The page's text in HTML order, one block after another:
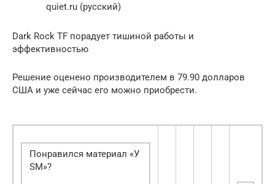
quiet.ru (русский)
Dark Rock TF порадует тишиной работы и
эффективностью
Решение оценено производителем в 79.90 долларов
США и уже сейчас его можно приобрести.
Понравился материал «У
SM»?